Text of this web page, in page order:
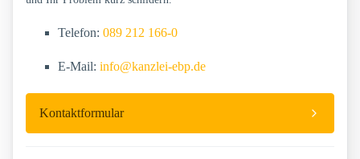
Telefon: 089 212 166-0
E-Mail: info@kanzlei-ebp.de
Kontaktformular